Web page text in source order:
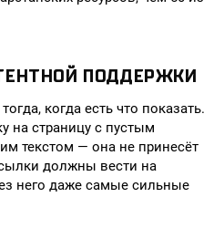
ПОДДЕРЖКИ
когда есть что показать.
на страницу с пустым
текстом — она не принесёт
должны вести на
него даже самые сильные